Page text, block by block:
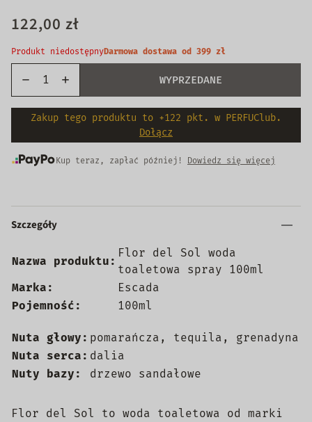
122,00 zł
Produkt niedostępnyDarmowa dostawa od 399 zł
WYPRZEDANE
Zakup tego produktu to +122 pkt. w PERFUClub.
Dołącz
Kup teraz, zapłać później! Dowiedz się więcej
Szczegóły
Nazwa produktu:
Flor del Sol woda
toaletowa spray 100ml
Marka:
Escada
Pojemność:
100ml
Nuta głowy: pomarańcza, tequila, grenadyna
Nuta serca: dalia
Nuty bazy:
drzewo sandałowe
Flor del Sol to woda toaletowa od marki